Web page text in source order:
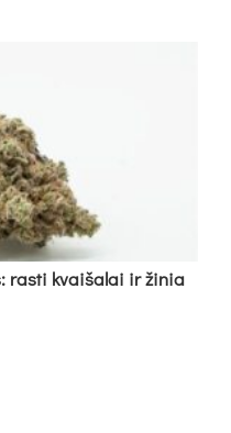
ras­ti kvai­ša­lai ir ži­nia